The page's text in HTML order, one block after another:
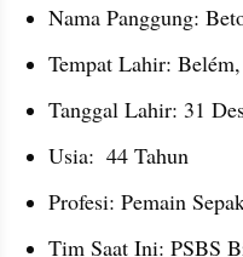
Nama Panggung:
Tempat Lahir:
Tanggal Lahir: 31
Usia:  44 Tahun
Profesi: Pemain
Tim Saat Ini: PSBS